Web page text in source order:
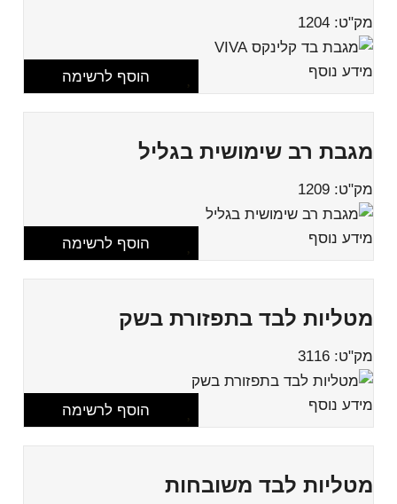
מק"ט: 1204
מידע נוסף הוסף לרשימה
מגבת רב שימושית בגליל
מק"ט: 1209
מידע נוסף הוסף לרשימה
מטליות לבד בתפזורת בשק
מק"ט: 3116
מידע נוסף הוסף לרשימה
מטליות לבד משובחות